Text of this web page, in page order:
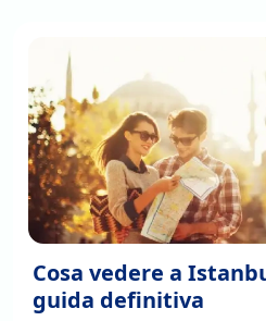
Cosa vedere a
guida definitiva